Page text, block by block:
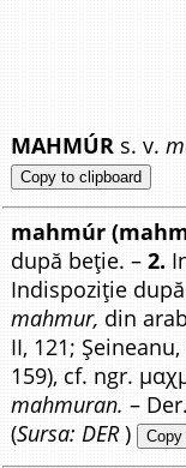
MAHMÚR s. v.
Copy to clipboard
mahmúr
după beție. –2.
Indispoziție
mahmur, din
II, 121;
159), cf. ngr.
mahmuran. –
(Sursa: DER) Copy